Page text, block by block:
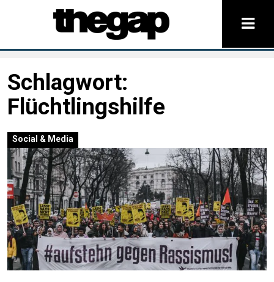
Schlagwort:
Flüchtlingshilfe
Social & Media